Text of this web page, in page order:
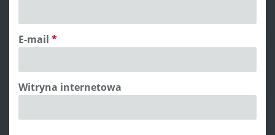
E-mail *
Witryna internetowa